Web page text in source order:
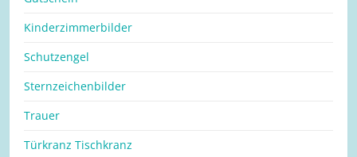
Kinderzimmerbilder
Schutzengel
Sternzeichenbilder
Trauer
Türkranz Tischkranz